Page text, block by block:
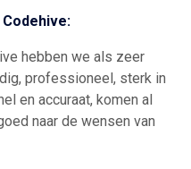
hebben we als zeer
professioneel, sterk in
en accuraat, komen al
naar de wensen van